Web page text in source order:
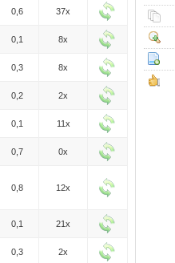
0,6 37x
0,1 8x
0,3 8x
0,2 2x
0,1 11x
0,7 0x
0,8 12x
0,1 21x
0,3 2x